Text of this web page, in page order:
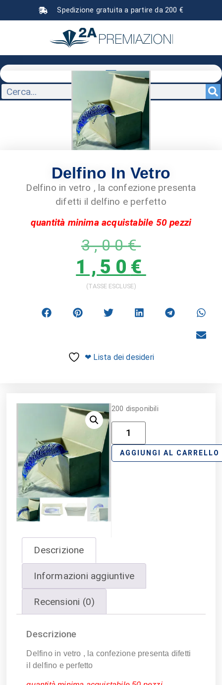
Spedizione gratuita a partire da 200 €
Delfino In Vetro
Delfino in vetro , la confezione presenta
difetti il delfino e perfetto
quantità minima acquistabile 50 pezzi
3,00€
1,50 €
(TASSE ESCLUSE)
❤ Lista dei desideri
200 disponibili
AGGIUNGI AL CARRELLO
Descrizione
Informazioni aggiuntive
Recensioni (0)
Descrizione
Delfino in vetro , la confezione presenta difetti
il delfino e perfetto